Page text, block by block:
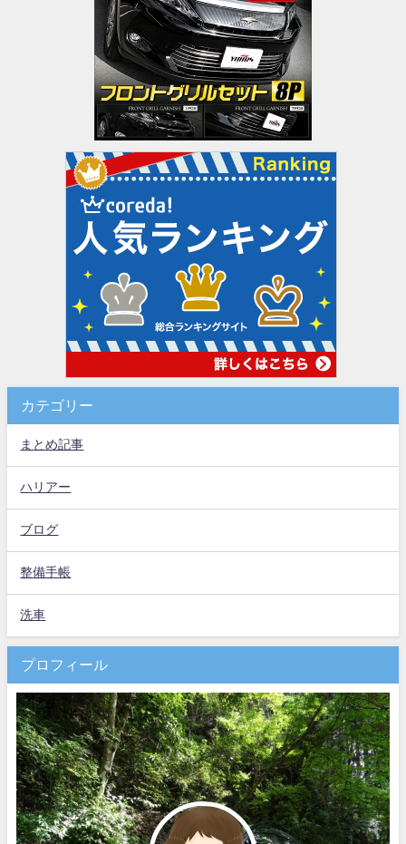
カテゴリー
まとめ記事
ハリアー
ブログ
整備手帳
洗車
プロフィール